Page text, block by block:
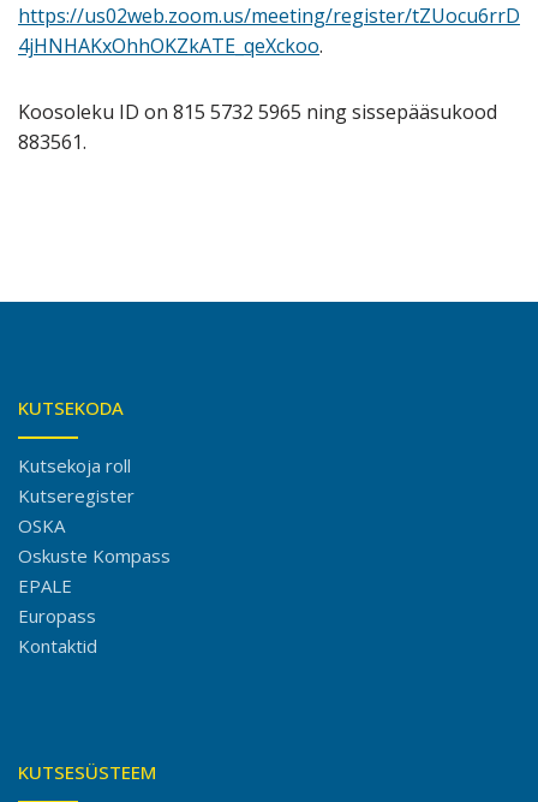
https://us02web.zoom.us/meeting/register/tZUocu6rrD
4jHNHAKxOhhOKZkATE_qeXckoo.
Koosoleku ID on 815 5732 5965 ning sissepääsukood
883561.
KUTSEKODA
Kutsekoja roll
Kutseregister
OSKA
Oskuste Kompass
EPALE
Europass
Kontaktid
KUTSESÜSTEEM